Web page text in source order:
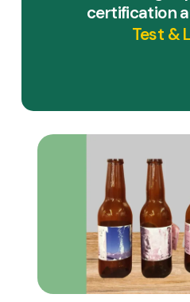
certification
Test &